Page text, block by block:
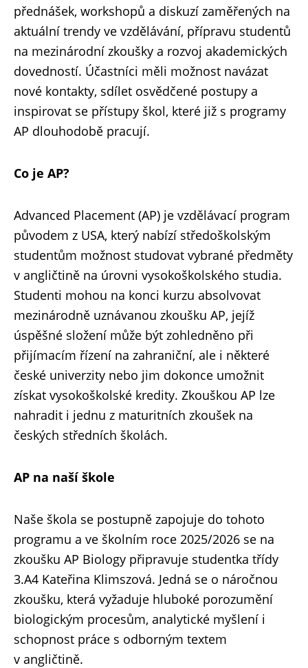
přednášek, workshopů a diskuzí zaměřených na
aktuální trendy ve vzdělávání, přípravu studentů
na mezinárodní zkoušky a rozvoj akademických
dovedností. Účastníci měli možnost navázat
nové kontakty, sdílet osvědčené postupy a
inspirovat se přístupy škol, které již s programy
AP dlouhodobě pracují.
Co je AP?
Advanced Placement (AP) je vzdělávací program
původem z USA, který nabízí středoškolským
studentům možnost studovat vybrané předměty
v angličtině na úrovni vysokoškolského studia.
Studenti mohou na konci kurzu absolvovat
mezinárodně uznávanou zkoušku AP, jejíž
úspěšné složení může být zohledněno při
přijímacím řízení na zahraniční, ale i některé
české univerzity nebo jim dokonce umožnit
získat vysokoškolské kredity. Zkouškou AP lze
nahradit i jednu z maturitních zkoušek na
českých středních školách.
AP na naší škole
Naše škola se postupně zapojuje do tohoto
programu a ve školním roce 2025/2026 se na
zkoušku AP Biology připravuje studentka třídy
3.A4 Kateřina Klimszová. Jedná se o náročnou
zkoušku, která vyžaduje hluboké porozumění
biologickým procesům, analytické myšlení i
schopnost práce s odborným textem
v angličtině.